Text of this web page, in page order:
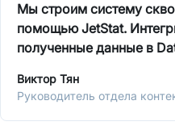
Мы строим систему
помощью JetStat.
полученные данные в
Виктор Тян
Руководитель отдела